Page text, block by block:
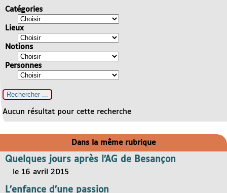
Catégories
Lieux
Notions
Personnes
Aucun résultat pour cette recherche
Dans la même rubrique
Quelques jours après l’AG de Besançon
le 16 avril 2015
L’enfance d’une passion